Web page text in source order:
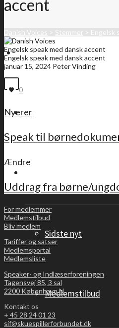
Forside
Medlemsliste
Sidste nyt
Medlemstilbud
accent
Danish Voices > Stemmer > Engelsk
Engelsk speak med dansk accent
Engelsk speak med dansk accent
januar 15, 2024 Peter Vinding
0
Nyerer
Speak til
Ændre
Uddrag fra børne/
For medlemmer
Medlemstilbud
Bliv medlem
Tariffer og satser
Medlemsportal
Medlemsliste
Speaker- og Indlæserforeningen
Tagensvej 85, 3 sal
2200 København N
Kontakt os
+ 45 28 24 01 23
sif@skuespillerforbundet.dk